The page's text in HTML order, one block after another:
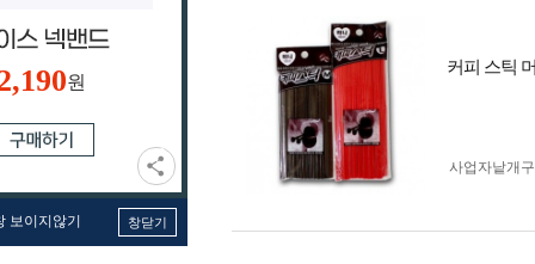
원
보이지않기 창닫기
커피 스틱
사업자 낱개